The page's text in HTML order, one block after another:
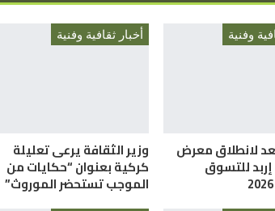
وفنية
لانطلاق معرض
للتسوق
أخبار ثقافية وفنية
وزير الثقافة يرعى تعليلة
كركية بعنوان “حكايات من
الموجب تستحضر الموروث”